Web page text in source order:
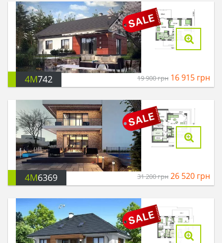
4M742 19 900грн 16 915 грн
4M6369 31 200грн 26 520 грн